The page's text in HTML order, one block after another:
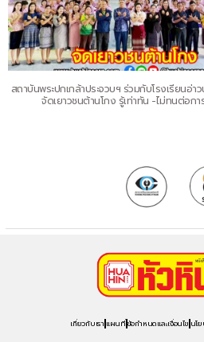
สถาบันพระปกเกล้าประจวบฯ ร่วมกับโรงเรียนอ่
จัดเยาวชนต้านโกง รู้เท่าทัน -ไม่ทนต่อก
เกี่ยวกับเรา แผนที่ ข้อกำหนดและเงื่อนไข นโ